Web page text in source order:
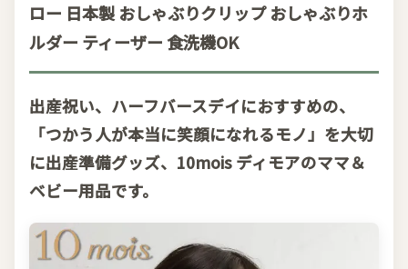
ロー 日本製 おしゃぶりクリップ おしゃぶりホ
ルダー ティーザー 食洗機OK
出産祝い、ハーフバースデイにおすすめの、
「つかう人が本当に笑顔になれるモノ」を大切
に出産準備グッズ、10mois ディモアのママ＆
ベビー用品です。